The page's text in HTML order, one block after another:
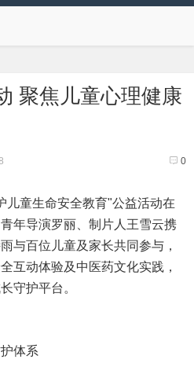
聚焦儿童心理健康
0
儿童生命安全教育"公益活动在
年导演罗丽、制片人王雪云携
与百位儿童及家长共同参与，
互动体验及中医药文化实践，
守护平台。
体系